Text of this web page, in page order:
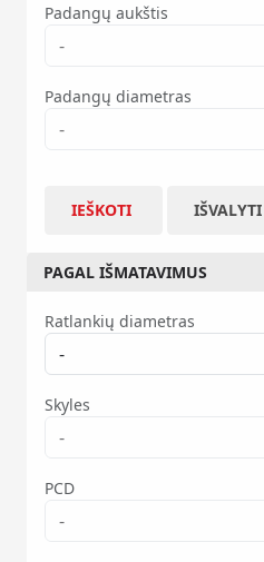
Padangų aukštis
-
Padangų diametras
-
IEŠKOTI IŠVALYTI
PAGAL IŠMATAVIMUS
Ratlankių diametras
-
Skyles
-
PCD
-